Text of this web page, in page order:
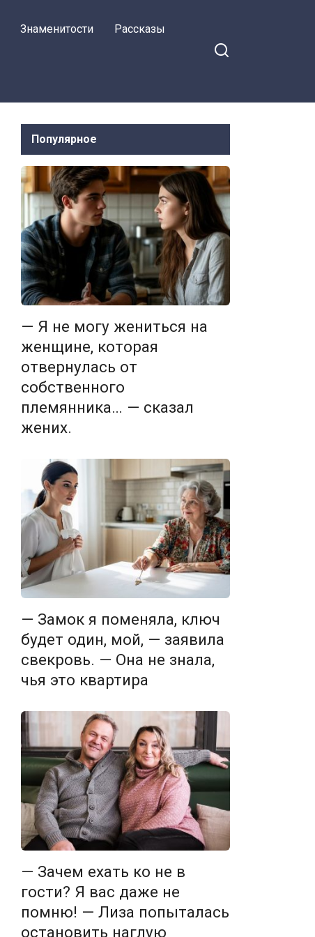
Знаменитости Рассказы
Популярное
— Я не могу жениться на
женщине, которая
отвернулась от
собственного
племянника… — сказал
жених.
— Замок я поменяла, ключ
будет один, мой, — заявила
свекровь. — Она не знала,
чья это квартира
— Зачем ехать ко не в
гости? Я вас даже не
помню! — Лиза попыталась
остановить наглую